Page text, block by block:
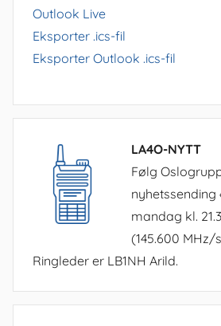
Outlook Live
Eksporter .ics-fil
Eksporter Outlook .ics-fil
LA4O-NYTT
Følg
nyhetssending
mandag kl.
(145.600 MHz/
Ringleder er LB1NH Arild.